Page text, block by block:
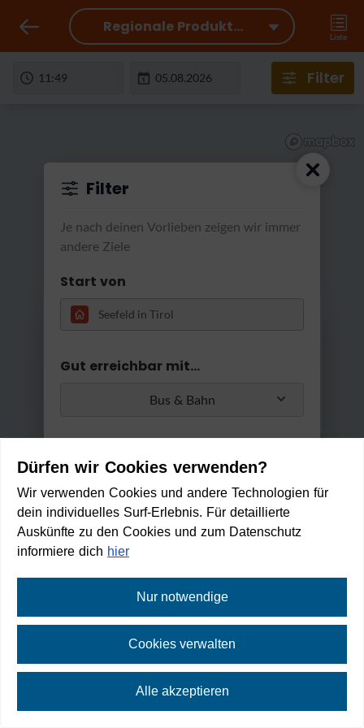
RatterRatter...
Regionale Produkt...
Liste
Filter
Speckstube Seefeld Handl Tyr
Filter
Je nach deinen Vorlieben zeigen wir immer
andere Ziele
Start von
Gut erreichbar mit...
Bus & Bahn
Umstiege
Max. 2 Umstiege
Min. / Max. Reisezeit
Anwenden
Vollbild
Dürfen wir Cookies verwenden?
Wir verwenden Cookies und andere Technologien für
dein individuelles Surf-Erlebnis. Für detaillierte
Auskünfte zu den Cookies und zum Datenschutz
informiere dich hier
Nur notwendige
Cookies verwalten
Alle akzeptieren